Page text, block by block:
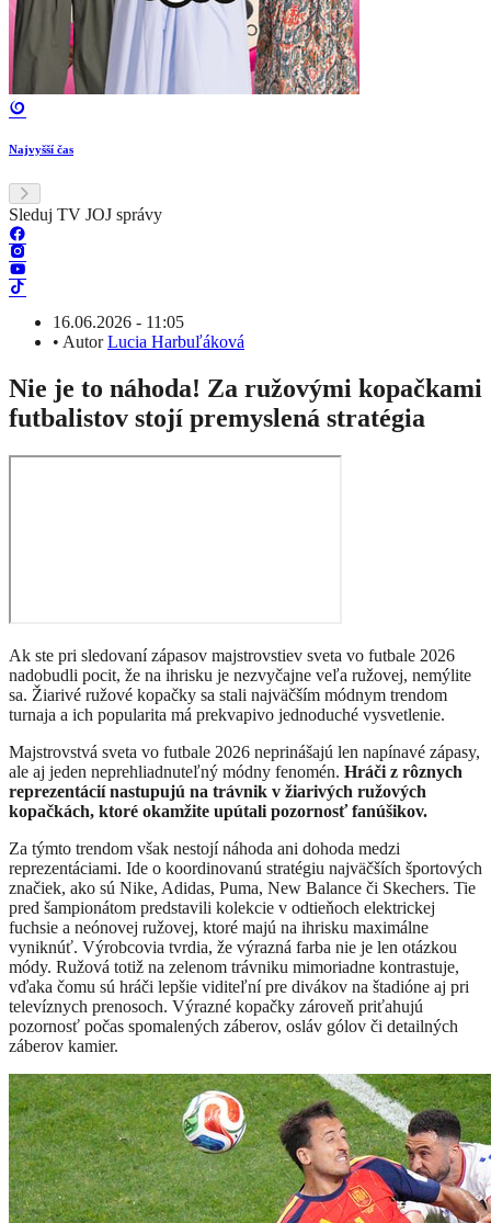
Najvyšší čas
Sleduj TV JOJ správy
16.06.2026 - 11:05
• AutorLucia Harbuľáková
Nie je to náhoda! Za ružovými kopačkami
futbalistov stojí premyslená stratégia
Ak ste pri sledovaní zápasov majstrovstiev sveta vo futbale 2026
nadobudli pocit, že na ihrisku je nezvyčajne veľa ružovej, nemýlite
sa. Žiarivé ružové kopačky sa stali najväčším módnym trendom
turnaja a ich popularita má prekvapivo jednoduché vysvetlenie.
Majstrovstvá sveta vo futbale 2026 neprinášajú len napínavé zápasy,
ale aj jeden neprehliadnuteľný módny fenomén. Hráči z rôznych
reprezentácií nastupujú na trávnik v žiarivých ružových
kopačkách, ktoré okamžite upútali pozornosť fanúšikov.
Za týmto trendom však nestojí náhoda ani dohoda medzi
reprezentáciami. Ide o koordinovanú stratégiu najväčších športových
značiek, ako sú Nike, Adidas, Puma, New Balance či Skechers. Tie
pred šampionátom predstavili kolekcie v odtieňoch elektrickej
fuchsie a neónovej ružovej, ktoré majú na ihrisku maximálne
vyniknúť. Výrobcovia tvrdia, že výrazná farba nie je len otázkou
módy. Ružová totiž na zelenom trávniku mimoriadne kontrastuje,
vďaka čomu sú hráči lepšie viditeľní pre divákov na štadióne aj pri
televíznych prenosoch. Výrazné kopačky zároveň priťahujú
pozornosť počas spomalených záberov, osláv gólov či detailných
záberov kamier.